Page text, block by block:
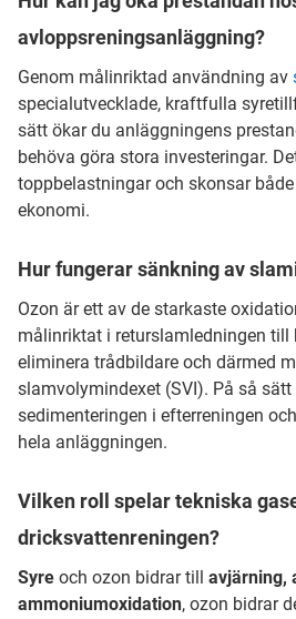
avloppsreningsanläggning?
Genom målinriktad användning av
specialutvecklade, kraftfulla
sätt ökar du anläggningens
behöva göra stora investeringar.
toppbelastningar och skonsar
ekonomi.
Hur fungerar sänkning av
Ozon är ett av de starkaste
målinriktat i returslamledningen
eliminera trådbildare och därmed
slamvolymindexet (SVI). På så
sedimenteringen i efterreningen
hela anläggningen.
Vilken roll spelar tekniska
dricksvattenreningen?
Syre och ozon bidrar till avjärning,
ammoniumoxidation, ozon bidrar